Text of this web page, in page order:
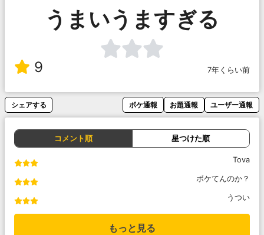
うまいうますぎる
9 7年くらい前
シェアする ボケ通報 お題通報 ユーザー通報
コメント順 星つけた順
Tova
ボケてんのか？
うつい
もっと見る